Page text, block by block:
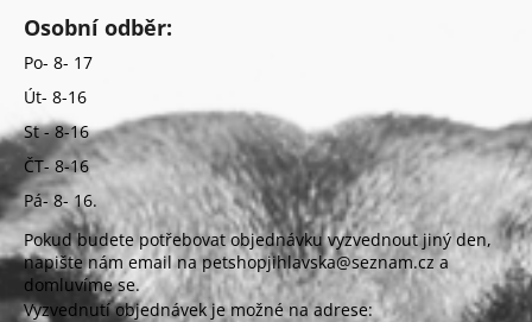
Osobní odběr:
Po- 8- 17
Út- 8-16
St - 8-16
ČT- 8-16
Pá- 8- 16.
Pokud budete potřebovat objednávku vyzvednout jiný den,
napište nám email na petshopjihlavska@seznam.cz a
domluvíme se.
Vyzvednutí objednávek je možné na adrese: